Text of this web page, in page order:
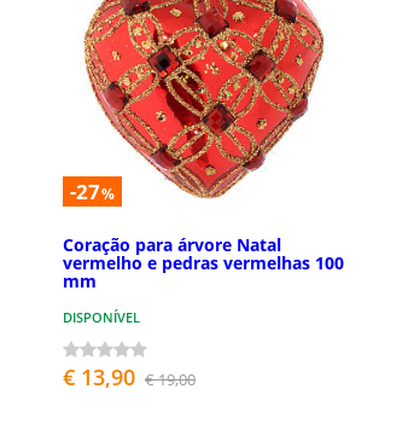
-27%
Coração para árvore Natal
vermelho e pedras vermelhas 100
mm
DISPONÍVEL
€ 13,90 € 19,00